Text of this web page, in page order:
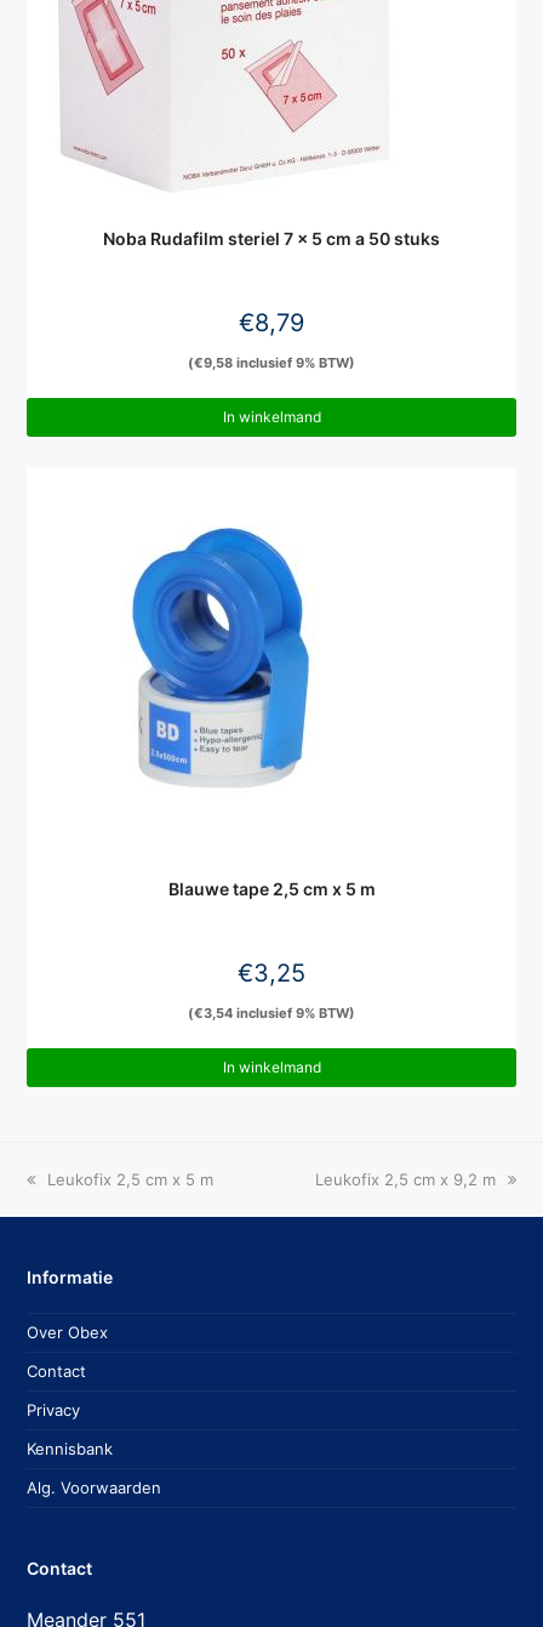
Noba Rudafilm steriel 7 x 5 cm a 50 stuks
€8,79
(€9,58 inclusief 9% BTW)
In winkelmand
Blauwe tape 2,5 cm x 5 m
€3,25
(€3,54 inclusief 9% BTW)
In winkelmand
previous
Leukofix 2,5 cm x 5 m
next
Leukofix 2,5 cm x 9,2 m
Informatie
Over Obex
Contact
Privacy
Kennisbank
Alg. Voorwaarden
Contact
Meander 551